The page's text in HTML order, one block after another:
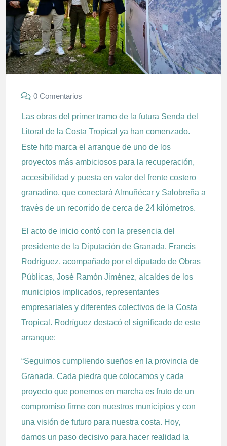
0 Comentarios
Las obras del primer tramo de la futura Senda del
Litoral de la Costa Tropical ya han comenzado.
Este hito marca el arranque de uno de los
proyectos más ambiciosos para la recuperación,
accesibilidad y puesta en valor del frente costero
granadino, que conectará Almuñécar y Salobreña a
través de un recorrido de cerca de 24 kilómetros.
El acto de inicio contó con la presencia del
presidente de la Diputación de Granada, Francis
Rodríguez, acompañado por el diputado de Obras
Públicas, José Ramón Jiménez, alcaldes de los
municipios implicados, representantes
empresariales y diferentes colectivos de la Costa
Tropical. Rodríguez destacó el significado de este
arranque:
“Seguimos cumpliendo sueños en la provincia de
Granada. Cada piedra que colocamos y cada
proyecto que ponemos en marcha es fruto de un
compromiso firme con nuestros municipios y con
una visión de futuro para nuestra costa. Hoy,
damos un paso decisivo para hacer realidad la